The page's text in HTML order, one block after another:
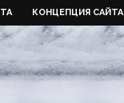
КОНЦЕПЦИЯ САЙТА